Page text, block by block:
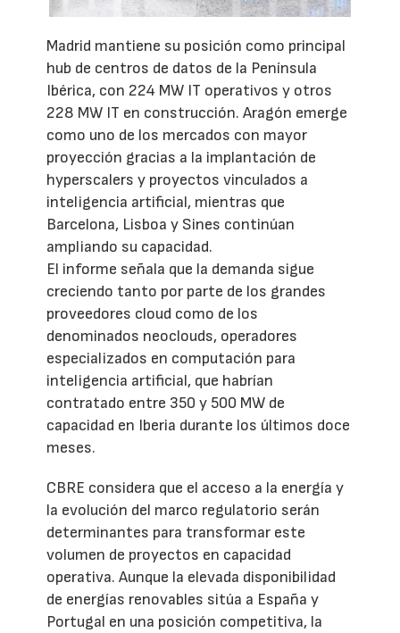
Madrid mantiene su posición como principal
hub de centros de datos de la Península
Ibérica, con 224 MW IT operativos y otros
228 MW IT en construcción. Aragón emerge
como uno de los mercados con mayor
proyección gracias a la implantación de
hyperscalers y proyectos vinculados a
inteligencia artificial, mientras que
Barcelona, Lisboa y Sines continúan
ampliando su capacidad.
El informe señala que la demanda sigue
creciendo tanto por parte de los grandes
proveedores cloud como de los
denominados neoclouds, operadores
especializados en computación para
inteligencia artificial, que habrían
contratado entre 350 y 500 MW de
capacidad en Iberia durante los últimos doce
meses.
CBRE considera que el acceso a la energía y
la evolución del marco regulatorio serán
determinantes para transformar este
volumen de proyectos en capacidad
operativa. Aunque la elevada disponibilidad
de energías renovables sitúa a España y
Portugal en una posición competitiva, la